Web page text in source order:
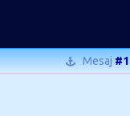
Mesaj#1